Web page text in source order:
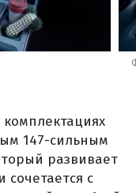
147-сильным
развивает
с